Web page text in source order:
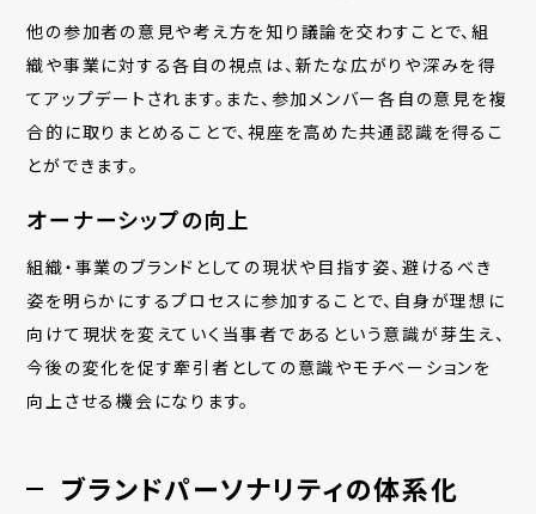
他の参加者の意見や考え方を知り議論を交わすことで、組
織や事業に対する各自の視点は、新たな広がりや深みを得
てアップデートされます。また、参加メンバー各自の意見を複
合的に取りまとめることで、視座を高めた共通認識を得るこ
とができます。
オーナーシップの向上
組織・事業のブランドとして の現状や目指す姿、避けるべき
姿を明らかにするプロセスに参加することで、自身が理想に
向けて現状を変えていく当事者であるという意識が芽生え、
今後の変化を促す牽引者としての意識やモチベーションを
向上させる機会になります。
ブランドパーソナリティの体系化